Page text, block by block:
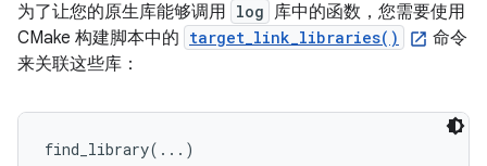
为了让您的原生库能够调用 log 库中的函数，您需要使用
CMake 构建脚本中的 target_link_libraries()
命令
来关联这些库：
find_library(...)